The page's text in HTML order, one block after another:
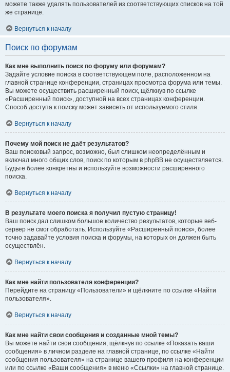
можете также удалять пользователей из соответствующих списков на той
же странице.
Вернуться к началу
Поиск по форумам
Как мне выполнить поиск по форуму или форумам?
Задайте условие поиска в соответствующем поле, расположенном на
главной странице конференции, страницах просмотра форума или темы.
Вы можете осуществить расширенный поиск, щёлкнув по ссылке
«Расширенный поиск», доступной на всех страницах конференции.
Способ доступа к поиску может зависеть от используемого стиля.
Вернуться к началу
Почему мой поиск не даёт результатов?
Ваш поисковый запрос, возможно, был слишком неопределённым и
включал много общих слов, поиск по которым в phpBB не осуществляется.
Будьте более конкретны и используйте возможности расширенного
поиска.
Вернуться к началу
В результате моего поиска я получил пустую страницу!
Ваш поиск дал слишком большое количество результатов, которые веб-
сервер не смог обработать. Используйте «Расширенный поиск», более
точно задавайте условия поиска и форумы, на которых он должен быть
осуществлён.
Вернуться к началу
Как мне найти пользователя конференции?
Перейдите на страницу «Пользователи» и щёлкните по ссылке «Найти
пользователя».
Вернуться к началу
Как мне найти свои сообщения и созданные мной темы?
Вы можете найти свои сообщения, щёлкнув по ссылке «Показать ваши
сообщения» в личном разделе на главной странице, по ссылке «Найти
сообщения пользователя» на странице вашего профиля на конференции
или по ссылке «Ваши сообщения» в меню «Ссылки» на главной странице.